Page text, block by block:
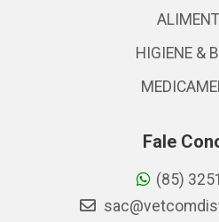
HIGIENE &
Fale
(85)